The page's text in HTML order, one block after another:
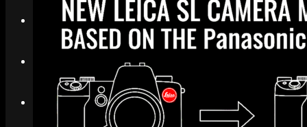
Contact
MenuMenu